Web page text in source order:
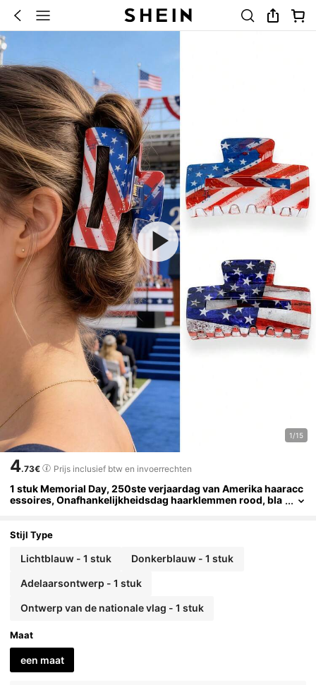
1/15
4.73€ Prijs inclusief btw en invoerrechten
1 stuk Memorial Day, 250ste verjaardag van Amerika haaracc
essoires, Onafhankelijkheidsdag haarklemmen rood, bla
Stijl Type
Lichtblauw - 1 stuk Donkerblauw - 1 stuk
Adelaarsontwerp - 1 stuk
Ontwerp van de nationale vlag - 1 stuk
Maat
een maat